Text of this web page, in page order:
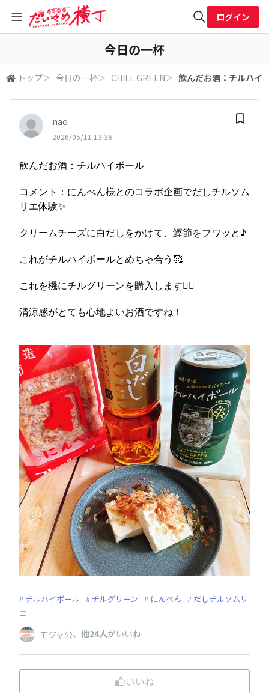
検索
ログイン
今日の一杯
トップ＞ 今日の一杯＞ CHILL GREEN＞ 飲んだお酒：チルハイ
nao
2026/05/11 13:36
飲んだお酒：チルハイボール
コメント：にんべん様とのコラボ企画でだしチルソム
リエ体験✨️
クリームチーズに白だしをかけて、鰹節をフワッと♪
これがチルハイボールとめちゃ合う🥰
これを機にチルグリーンを購入します🙋‍♀️
清涼感がとても心地よいお酒ですね！
チルハイボール チルグリーン にんべん
だしチルソムリ
エ
モジャ公、 他24人がいいね
いいね